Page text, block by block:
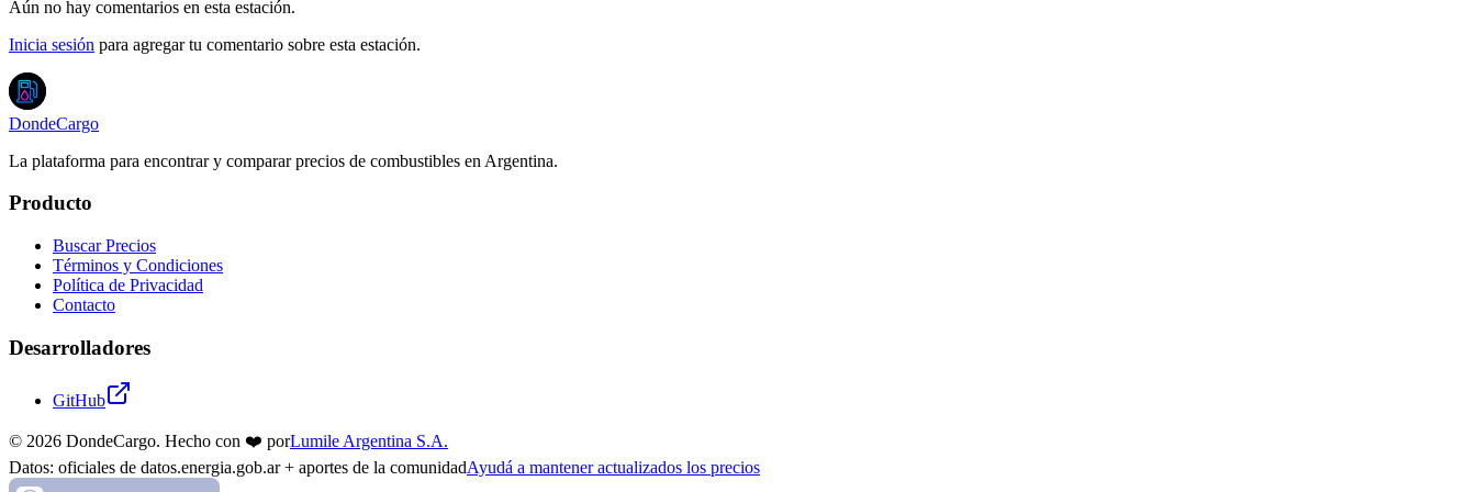
Aún no hay comentarios en esta estación.
Inicia sesión para agregar tu comentario sobre esta estación.
DondeCargo
La plataforma para encontrar y comparar precios de combustibles en Argentina.
Producto
Buscar Precios
Términos y Condiciones
Política de Privacidad
Contacto
Desarrolladores
GitHub
© 2026 DondeCargo. Hecho con ❤️ porLumile Argentina S.A.
Datos: oficiales de datos.energia.gob.ar + aportes de la comunidadAyudá a mantener actualizados los precios